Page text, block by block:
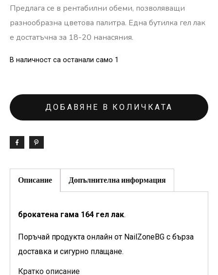
Предлага се в рентабилни обеми, позволяващи
разнообразна цветова палитра. Една бутилка гел лак
е достатъчна за 18-20 нанасяния.
В наличност са останали само 1
ДОБАВЯНЕ В КОЛИЧКАТА
Описание Допълнителна информация
брокатена гама 164 гел лак.
Поръчай продукта онлайн от NailZoneBG с бърза
доставка и сигурно плащане.
Кратко описание